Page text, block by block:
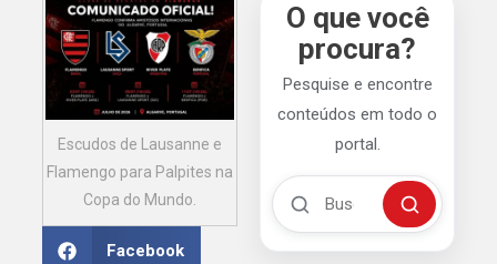
Escudos de Lausanne e
Flamengo para Palpites na
Copa do Mundo.
Facebook
O que você
procura?
Pesquise e encontre
conteúdos em todo o
portal.
Buscar no Mengão 360
Buscar